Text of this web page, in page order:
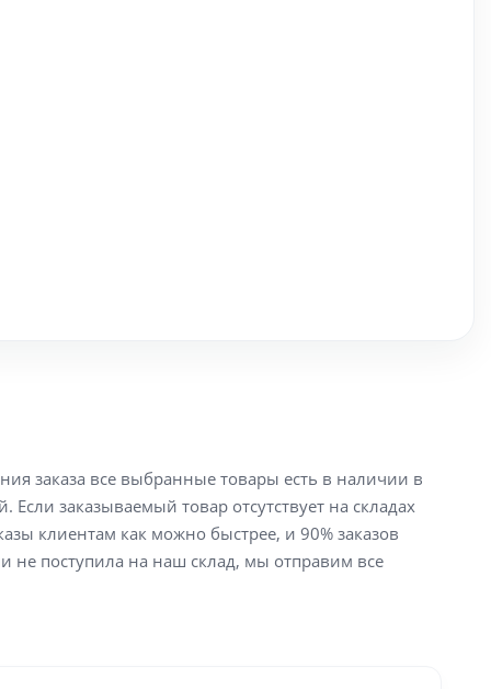
заказа все выбранные товары есть в наличии в
заказываемый товар отсутствует на складах
клиентам как можно быстрее, и 90% заказов
не поступила на наш склад, мы отправим все